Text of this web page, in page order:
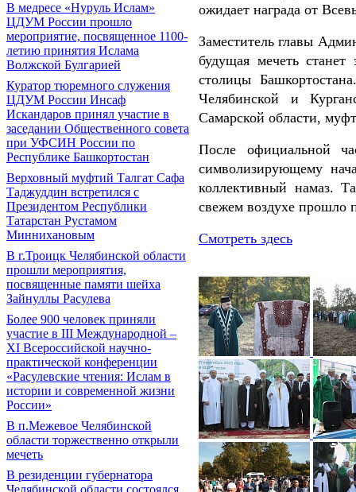
В медресе «Нуруль Ислам»
ЦДУМ России прошло
мероприятие, посвященное 1100-
летию принятия Ислама
Волжской Булгарией
Куратор тюремного служения
ЦДУМ России Инсаф
Искандаров принял участие в
заседании Общественного совета
при УФСИН России по
Республике Башкортостан
Верховный муфтий Талгат Сафа
Таджуддин встретился с
Президентом Республики
Татарстан Рустамом
Миннихановым
В г.Троицк Челябинской области
прошли мероприятия,
посвященные памяти шейха
Зайнуллы Расулева
Более 900 человек приняли
участие в III Международной –
XI Всероссийской научно-
практической конференции
«Расулевские чтения: Ислам в
истории и современной жизни
России»
В п.Межевое Челябинской
области торжественно открыли
мечеть
В резиденции губернатора
Челябинской области состоялся
ожидает награда от
Заместитель главы
будущая мечеть
столицы
Челябинской и
Самарской области,
После официальной
символизирующему
коллективный намаз.
свежем воздухе прошло
Смотреть здесь